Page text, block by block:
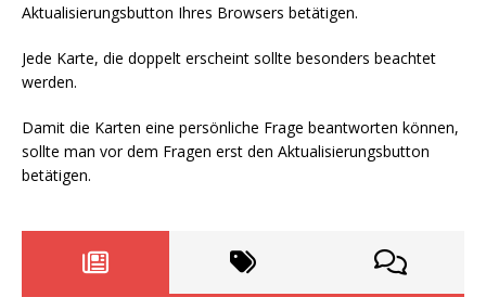
Aktualisierungsbutton Ihres Browsers betätigen.
Jede Karte, die doppelt erscheint sollte besonders beachtet
werden.
Damit die Karten eine persönliche Frage beantworten können,
sollte man vor dem Fragen erst den Aktualisierungsbutton
betätigen.